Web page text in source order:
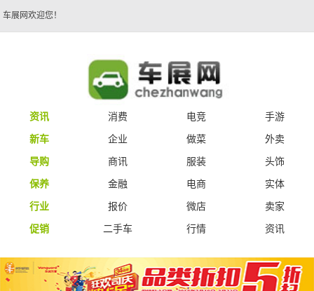
车展网欢迎您！
资讯 消费 电竞
手游
新车
企业 做菜
外卖
导购
商讯 服装
头饰
保养
金融 电商
实体
行业
报价 微店
卖家
促销
二手车 行情 资讯